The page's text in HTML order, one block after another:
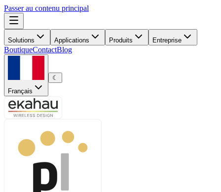
Passer au contenu principal
Solutions Applications Produits Entreprise
BoutiqueContactBlog
Français
☾